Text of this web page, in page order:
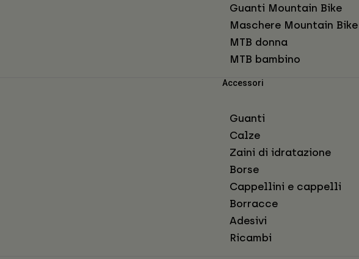
Guanti Mountain Bike
Maschere Mountain Bike
MTB donna
MTB bambino
Accessori
Guanti
Calze
Zaini di idratazione
Borse
Cappellini e cappelli
Borracce
Adesivi
Ricambi